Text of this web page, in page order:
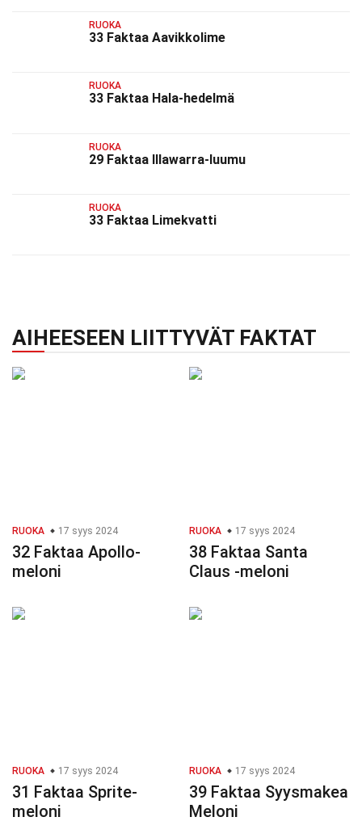
RUOKA
33 Faktaa Aavikkolime
RUOKA
33 Faktaa Hala-hedelmä
RUOKA
29 Faktaa Illawarra-luumu
RUOKA
33 Faktaa Limekvatti
AIHEESEEN LIITTYVÄT FAKTAT
RUOKA 17 syys 2024
32 Faktaa Apollo-
meloni
RUOKA 17 syys 2024
38 Faktaa Santa
Claus -meloni
RUOKA 17 syys 2024
31 Faktaa Sprite-
meloni
RUOKA 17 syys 2024
39 Faktaa Syysmakea
Meloni